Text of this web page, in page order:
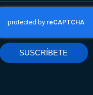
SUSCRÍBETE